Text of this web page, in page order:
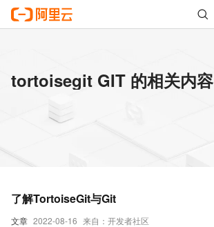
tortoisegit GIT 的相关内容
文章 2022-08-16 来自：开发者社区
了解TortoiseGit与Git